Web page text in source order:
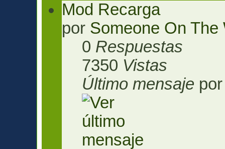
Mod Recarga
por Someone On The
0 Respuestas
7350 Vistas
Último mensaje